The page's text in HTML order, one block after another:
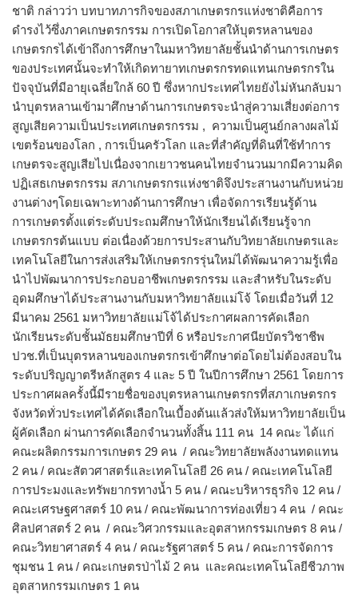
ชาติ กล่าวว่า บทบาทภารกิจของสภาเกษตรกรแห่งชาติคือการ
ดำรงไว้ซึ่งภาคเกษตรกรรม การเปิดโอกาสให้บุตรหลานของ
เกษตรกรได้เข้าถึงการศึกษาในมหาวิทยาลัยชั้นนำด้านการเกษตร
ของประเทศนั้นจะทำให้เกิดทายาทเกษตรกรทดแทนเกษตรกรใน
ปัจจุบันที่มีอายุเฉลี่ยใกล้ 60 ปี ซึ่งหากประเทศไทยยังไม่หันกลับมา
นำบุตรหลานเข้ามาศึกษาด้านการเกษตรจะนำสู่ความเสี่ยงต่อการ
สูญเสียความเป็นประเทศเกษตรกรรม , ความเป็นศูนย์กลางผลไม้
เขตร้อนของโลก , การเป็นครัวโลก และที่สำคัญที่ดินที่ใช้ทำการ
เกษตรจะสูญเสียไปเนื่องจากเยาวชนคนไทยจำนวนมากมีความคิด
ปฏิเสธเกษตรกรรม สภาเกษตรกรแห่งชาติจึงประสานงานกับหน่วย
งานต่างๆโดยเฉพาะทางด้านการศึกษา เพื่อจัดการเรียนรู้ด้าน
การเกษตรตั้งแต่ระดับประถมศึกษาให้นักเรียนได้เรียนรู้จาก
เกษตรกรต้นแบบ ต่อเนื่องด้วยการประสานกับวิทยาลัยเกษตรและ
เทคโนโลยีในการส่งเสริมให้เกษตรกรรุ่นใหม่ได้พัฒนาความรู้เพื่อ
นำไปพัฒนาการประกอบอาชีพเกษตรกรรม และสำหรับในระดับ
อุดมศึกษาได้ประสานงานกับมหาวิทยาลัยแม่โจ้ โดยเมื่อวันที่ 12
มีนาคม 2561 มหาวิทยาลัยแม่โจ้ได้ประกาศผลการคัดเลือก
นักเรียนระดับชั้นมัธยมศึกษาปีที่ 6 หรือประกาศนียบัตรวิชาชีพ
ปวช.ที่เป็นบุตรหลานของเกษตรกรเข้าศึกษาต่อโดยไม่ต้องสอบใน
ระดับปริญญาตรีหลักสูตร 4 และ 5 ปี ในปีการศึกษา 2561 โดยการ
ประกาศผลครั้งนี้มีรายชื่อของบุตรหลานเกษตรกรที่สภาเกษตรกร
จังหวัดทั่วประเทศได้คัดเลือกในเบื้องต้นแล้วส่งให้มหาวิทยาลัยเป็น
ผู้คัดเลือก ผ่านการคัดเลือกจำนวนทั้งสิ้น 111 คน 14 คณะ ได้แก่
คณะผลิตกรรมการเกษตร 29 คน / คณะวิทยาลัยพลังงานทดแทน
2 คน / คณะสัตวศาสตร์และเทคโนโลยี 26 คน / คณะเทคโนโลยี
การประมงและทรัพยากรทางน้ำ 5 คน / คณะบริหารธุรกิจ 12 คน /
คณะเศรษฐศาสตร์ 10 คน / คณะพัฒนาการท่องเที่ยว 4 คน / คณะ
ศิลปศาสตร์ 2 คน / คณะวิศวกรรมและอุตสาหกรรมเกษตร 8 คน /
คณะวิทยาศาสตร์ 4 คน / คณะรัฐศาสตร์ 5 คน / คณะการจัดการ
ชุมชน 1 คน / คณะเกษตรป่าไม้ 2 คน และคณะเทคโนโลยีชีวภาพ
อุตสาหกรรมเกษตร 1 คน